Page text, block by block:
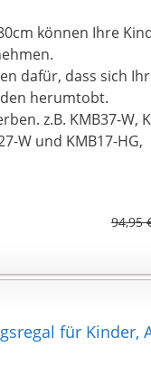
können Ihre
dafür, dass sich
herumtobt.
z.B. KMB37-W,
W und KMB17-HG,
94,95
für Kinder,